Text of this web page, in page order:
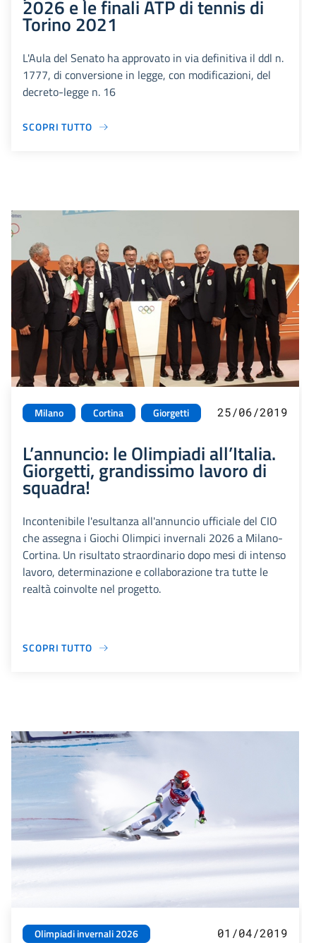
2026 e le finali ATP di tennis di
Torino 2021
L'Aula del Senato ha approvato in via definitiva il ddl n.
1777, di conversione in legge, con modificazioni, del
decreto-legge n. 16
SCOPRI TUTTO
Milano Cortina Giorgetti 25/06/2019
L’annuncio: le Olimpiadi all’Italia.
Giorgetti, grandissimo lavoro di
squadra!
Incontenibile l'esultanza all'annuncio ufficiale del CIO
che assegna i Giochi Olimpici invernali 2026 a Milano-
Cortina. Un risultato straordinario dopo mesi di intenso
lavoro, determinazione e collaborazione tra tutte le
realtà coinvolte nel progetto.
SCOPRI TUTTO
Olimpiadi invernali 2026
01/04/2019